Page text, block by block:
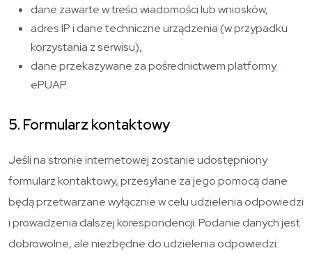
dane zawarte w treści wiadomości lub wniosków,
adres IP i dane techniczne urządzenia (w przypadku
korzystania z serwisu),
dane przekazywane za pośrednictwem platformy
ePUAP.
5. Formularz kontaktowy
Jeśli na stronie internetowej zostanie udostępniony
formularz kontaktowy, przesyłane za jego pomocą dane
będą przetwarzane wyłącznie w celu udzielenia odpowiedzi
i prowadzenia dalszej korespondencji. Podanie danych jest
dobrowolne, ale niezbędne do udzielenia odpowiedzi.